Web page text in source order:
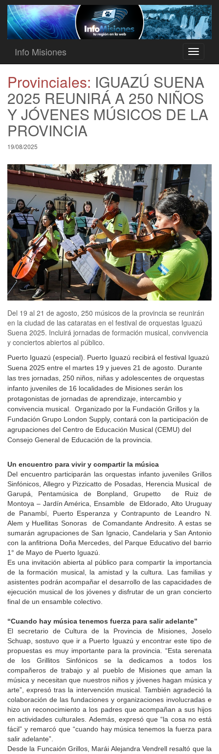
Toggle
Info Misiones
Provinciales: IGUAZÚ SUENA
2025 REUNIRÁ A 250 NIÑOS
Y JÓVENES MÚSICOS DE LA
PROVINCIA
19/08/2025
Del 19 al 21 de agosto, 250 músicos de la provincia se reunirán
en la ciudad de las cataratas en el festival de orquestas Iguazú
Suena 2025. Incluirá jornadas de formación musical, convivencia
y conciertos abiertos al público.
Puerto Iguazú (especial). Puerto Iguazú recibirá el festival Iguazú
Suena 2025 entre el martes 19 y jueves 21 de agosto. Durante
las tres jornadas, 250 niños, niñas y adolescentes de orquestas
infanto juveniles de 16 localidades de Misiones serán los
protagonistas de jornadas de aprendizaje, intercambio y
convivencia musical. Organizado por la Fundación Grillos y la
Fundación Grupo London Supply, contará con la participación de
agrupaciones del Centro de Educación Musical (CEMU) del
Consejo General de Educación de la provincia.
Un encuentro para vivir y compartir la música
Del encuentro participarán las orquestas infanto juveniles Grillos
Sinfónicos, Allegro y Pizzicatto de Posadas, Herencia Musical de
Garupá, Pentamúsica de Bonpland, Grupetto de Ruiz de
Montoya – Jardín América, Ensamble de Eldorado, Alto Uruguay
de Panambí, Puerto Esperanza y Contrapunto de Leandro N.
Alem y Huellitas Sonoras de Comandante Andresito. A estas se
sumarán agrupaciones de San Ignacio, Candelaria y San Antonio
con la anfitriona Doña Mercedes, del Parque Educativo del barrio
1° de Mayo de Puerto Iguazú.
Es una invitación abierta al público para compartir la importancia
de la formación musical, la amistad y la cultura. Las familias y
asistentes podrán acompañar el desarrollo de las capacidades de
ejecución musical de los jóvenes y disfrutar de un gran concierto
final de un ensamble colectivo.
“Cuando hay música tenemos fuerza para salir adelante”
El secretario de Cultura de la Provincia de Misiones, Joselo
Schuap, sostuvo que ir a Puerto Iguazú y encontrar este tipo de
propuestas es muy importante para la provincia. “Esta serenata
de los Grillitos Sinfónicos se la dedicamos a todos los
compañeros de trabajo y al pueblo de Misiones que aman la
música y necesitan que nuestros niños y jóvenes hagan música y
arte”, expresó tras la intervención musical. También agradeció la
colaboración de las fundaciones y organizaciones involucradas e
hizo un reconocimiento a los padres que acompañan a sus hijos
en actividades culturales. Además, expresó que “la cosa no está
fácil” y remarcó que “cuando hay música tenemos la fuerza para
salir adelante”.
Desde la Funcaión Grillos, Marái Alejandra Vendrell resaltó que la